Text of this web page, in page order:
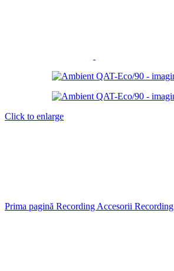
Click to enlarge
Prima pagină Recording Accesorii Recording